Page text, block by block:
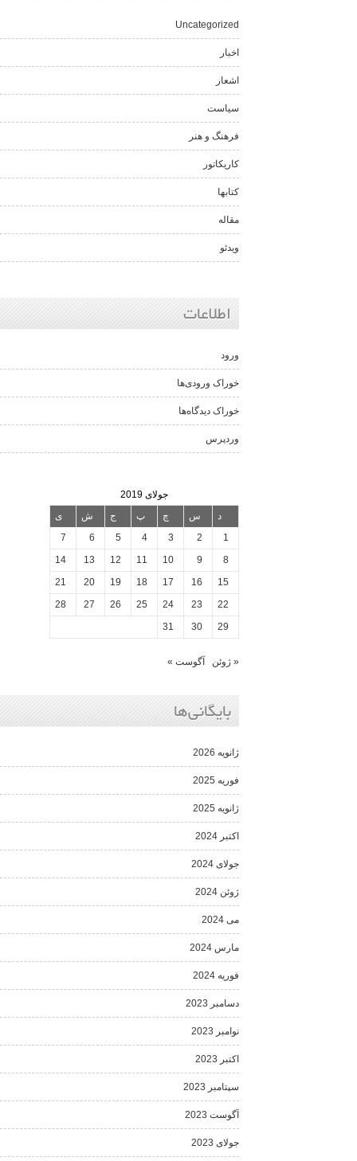
Uncategorized
فرهنگ و هنر
کاریکاتور
اطلاعات
خوراک ورودی‌ها
خوراک دیدگاه‌ها
وردپرس
س چ ج ش
ی
3
7
10
11
12
13
14
16
17
18
19
20
21
23
24
25
26
27
28
30
31
آگوست »
بایگانی‌ها
سپتامبر 2023